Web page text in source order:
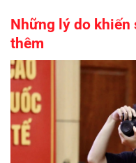
Những lý do
thêm